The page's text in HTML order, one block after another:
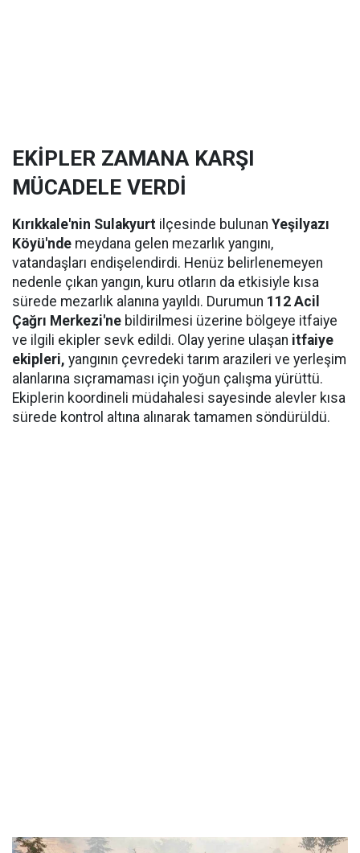
EKİPLER ZAMANA KARŞI
MÜCADELE VERDİ
Kırıkkale'nin Sulakyurt ilçesinde bulunan Yeşilyazı
Köyü'nde meydana gelen mezarlık yangını,
vatandaşları endişelendirdi. Henüz belirlenemeyen
nedenle çıkan yangın, kuru otların da etkisiyle kısa
sürede mezarlık alanına yayıldı. Durumun 112 Acil
Çağrı Merkezi'ne bildirilmesi üzerine bölgeye itfaiye
ve ilgili ekipler sevk edildi. Olay yerine ulaşan itfaiye
ekipleri, yangının çevredeki tarım arazileri ve yerleşim
alanlarına sıçramaması için yoğun çalışma yürüttü.
Ekiplerin koordineli müdahalesi sayesinde alevler kısa
sürede kontrol altına alınarak tamamen söndürüldü.